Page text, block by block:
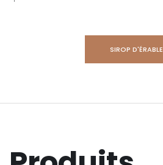
SIROP D'ÉRABLE